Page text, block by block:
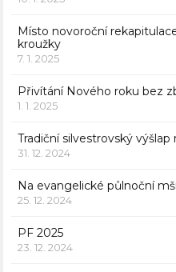
Místo novoroční
kroužky
7. 1. 2025
Přivítání Nového roku bez
1. 1. 2025
Tradiční silvestrovský výšlap
31. 12. 2024
Na evangelické půlnoční mši
25. 12. 2024
PF 2025
23. 12. 2024